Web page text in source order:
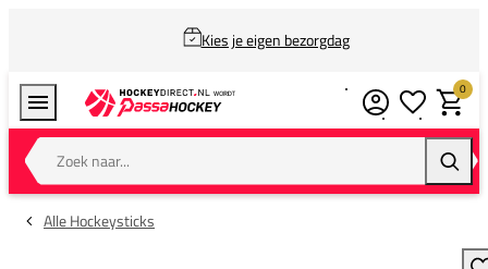
Kies je eigen bezorgdag
Zoek naar...
0
Alle Hockeysticks